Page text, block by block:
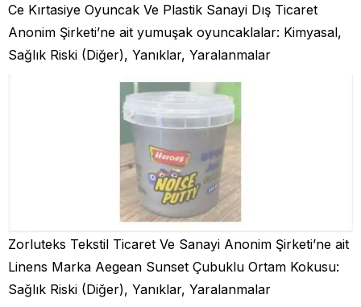
Ce Kırtasiye Oyuncak Ve Plastik Sanayi Dış Ticaret
Anonim Şirketi’ne ait yumuşak oyuncaklalar: Kimyasal,
Sağlık Riski (Diğer), Yanıklar, Yaralanmalar
Zorluteks Tekstil Ticaret Ve Sanayi Anonim Şirketi’ne ait
Linens Marka Aegean Sunset Çubuklu Ortam Kokusu:
Sağlık Riski (Diğer), Yanıklar, Yaralanmalar